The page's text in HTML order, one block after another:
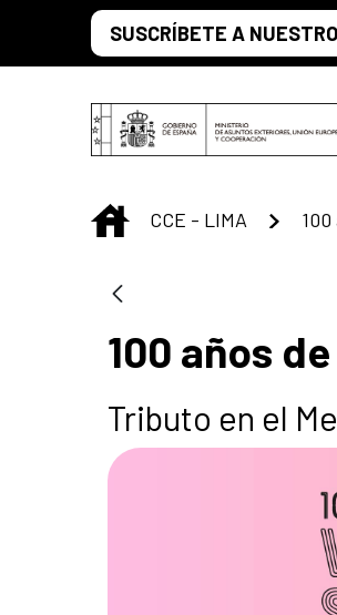
Saltar al contenido principal
SUSCRÍBETE A
INICIO
CCE - LIMA
100 años
Tributo en el